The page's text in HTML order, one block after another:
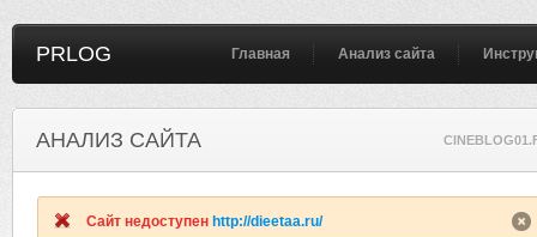
PRLOG Главная Анализ сайта
АНАЛИЗ САЙТА
Сайт недоступен http://dieetaa.ru/